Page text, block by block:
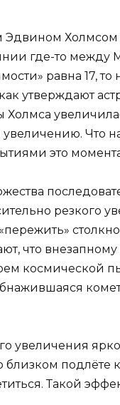
Холмсом
где-то
равна 17,
утверждают
Что
это
резкого
что внезапному
близком
Такой